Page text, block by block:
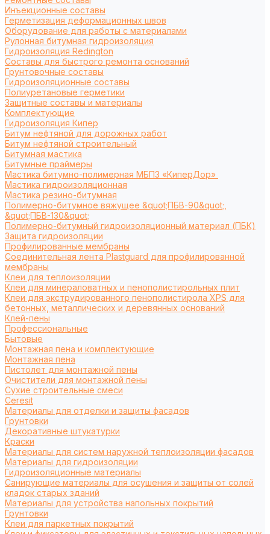
Инъекционные составы
Герметизация деформационных швов
Оборудование для работы с материалами
Рулонная битумная гидроизоляция
Гидроизоляция Redington
Составы для быстрого ремонта оснований
Грунтовочные составы
Гидроизоляционные составы
Полиуретановые герметики
Защитные составы и материалы
Комплектующие
Гидроизоляция Кипер
Битум нефтяной для дорожных работ
Битум нефтяной строительный
Битумная мастика
Битумные праймеры
Мастика битумно-полимерная МБПЗ «КиперДор»
Мастика гидроизоляционная
Мастика резино-битумная
Полимерно-битумное вяжущее &quot;ПБВ-90&quot;,
&quot;ПБВ-130&quot;
Полимерно-битумный гидроизоляционный материал (ПБК)
Защита гидроизоляции
Профилированные мембраны
Соединительная лента Plastguard для профилированной
мембраны
Клеи для теплоизоляции
Клеи для минераловатных и пенополистирольных плит
Клеи для экструдированного пенополистирола XPS для
бетонных, металлических и деревянных оснований
Клей-пены
Профессиональные
Бытовые
Монтажная пена и комплектующие
Монтажная пена
Пистолет для монтажной пены
Очистители для монтажной пены
Сухие строительные смеси
Ceresit
Материалы для отделки и защиты фасадов
Грунтовки
Декоративные штукатурки
Краски
Материалы для систем наружной теплоизоляции фасадов
Материалы для гидроизоляции
Гидроизоляционные материалы
Санирующие материалы для осушения и защиты от солей
кладок старых зданий
Материалы для устройства напольных покрытий
Грунтовки
Клеи для паркетных покрытий